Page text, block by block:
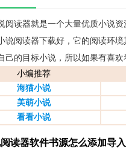
阅读器就是一个大量优质小说
说阅读器下载好，它的阅读环
己的目标小说，所以如果有喜
小编推荐
海猫小说
美萌小说
看看小说
读器软件书源怎么添加导入